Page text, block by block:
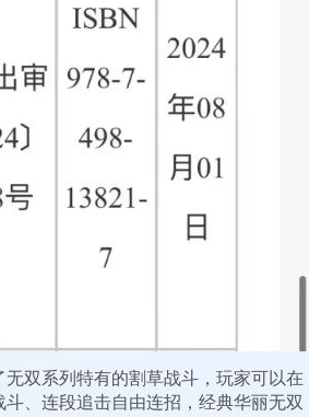
双系列特有的割草战斗，玩家可以在
、连段追击自由连招，经典华丽无双